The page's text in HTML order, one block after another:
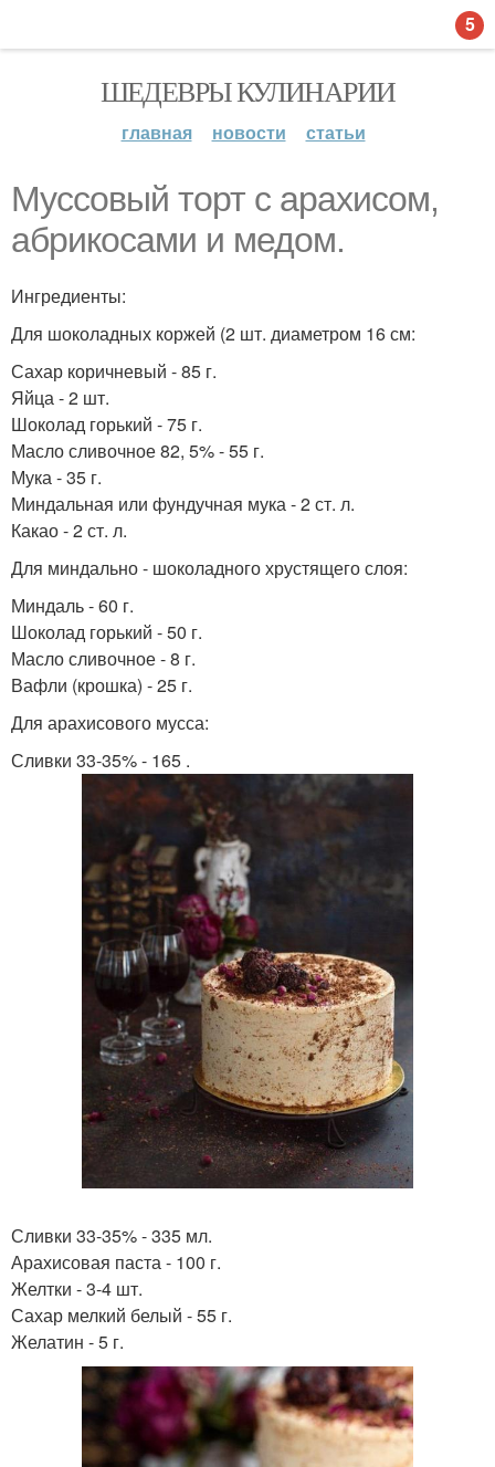
ШЕДЕВРЫ КУЛИНАРИИ
главная новости статьи
Муссовый торт с арахисом,
абрикосами и медом.
Ингредиенты:
Для шоколадных коржей (2 шт. диаметром 16 см:
Сахар коричневый - 85 г.
Яйца - 2 шт.
Шоколад горький - 75 г.
Масло сливочное 82, 5% - 55 г.
Мука - 35 г.
Миндальная или фундучная мука - 2 ст. л.
Какао - 2 ст. л.
Для миндально - шоколадного хрустящего слоя:
Миндаль - 60 г.
Шоколад горький - 50 г.
Масло сливочное - 8 г.
Вафли (крошка) - 25 г.
Для арахисового мусса:
Сливки 33-35% - 165 .
Сливки 33-35% - 335 мл.
Арахисовая паста - 100 г.
Желтки - 3-4 шт.
Сахар мелкий белый - 55 г.
Желатин - 5 г.
5